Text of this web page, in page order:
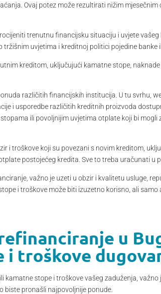
Ovaj potez može rezultirati nižim
trenutnu financijsku situaciju i uvjete
uvjetima i kreditnoj politici pojedine banke
kreditom, uključujući kamatne stope,
različitih financijskih institucija. U tu svrhu,
i usporedbe različitih kreditnih proizvoda
ili povoljnijim uvjetima otplate koji bi
i troškove koji su povezani s novim kreditom,
postojećeg kredita. Sve to treba uračunati u
važno je uzeti u obzir i kvalitetu usluge,
i troškove može biti izuzetno korisno, ali samo
u
i troškove
kamatne stope i troškove vašeg zaduženja,
biste pronašli najpovoljnije ponude.